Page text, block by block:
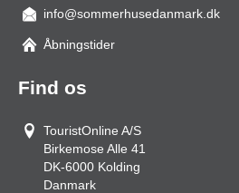
info@sommerhusedanmark.dk
Åbningstider
Find os
TouristOnline A/S
Birkemose Alle 41
DK-6000 Kolding
Danmark